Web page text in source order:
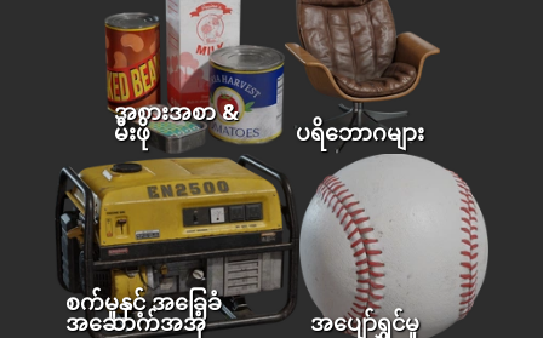
အစားအစာ &
မီးဖို ပရိဘောဂများ
စက်မှုနှင့် အခြေခံ
အဆောက်အအုံ အပျော်ရွှင်မှု